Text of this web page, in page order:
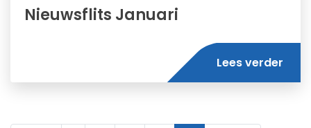
Nieuwsflits Januari
Lees verder